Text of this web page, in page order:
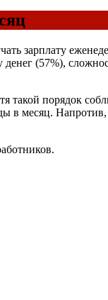
зарплату
(57%),
такой порядок
в месяц.